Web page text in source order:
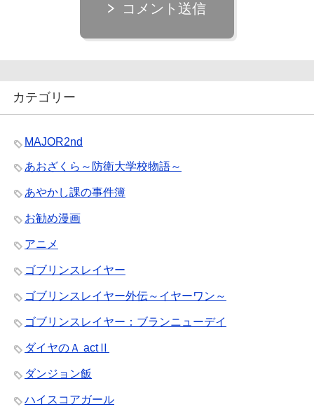
コメント送信
カテゴリー
MAJOR2nd
あおざくら～防衛大学校物語～
あやかし課の事件簿
お勧め漫画
アニメ
ゴブリンスレイヤー
ゴブリンスレイヤー外伝～イヤーワン～
ゴブリンスレイヤー：ブランニューデイ
ダイヤのＡ actⅡ
ダンジョン飯
ハイスコアガール